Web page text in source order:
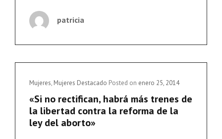
LA
patricia
Cat
Links
Mujeres, Mujeres Destacado Posted on enero 25, 2014
«Si no rectifican, habrá más trenes de
la libertad contra la reforma de la
ley del aborto»